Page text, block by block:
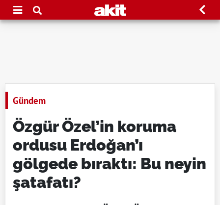
Gündem
Özgür Özel’in koruma
ordusu Erdoğan’ı
gölgede bıraktı: Bu neyin
şatafatı?